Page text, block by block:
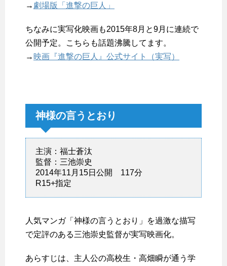
→ 劇場版「進撃の巨人」
ちなみに実写化映画も2015年8月と9月に連続で
公開予定。こちらも話題沸騰してます。
→ 映画『進撃の巨人』公式サイト（実写）
神様の言うとおり
主演：福士蒼汰
監督：三池崇史
2014年11月15日公開 117分
R15+指定
人気マンガ「神様の言うとおり」を過激な描写
で定評のある三池崇史監督が実写映画化。
あらすじは、主人公の高校生・高畑瞬が通う学